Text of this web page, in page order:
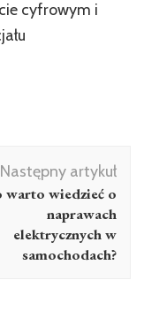
cyfrowym i
Następny artykuł
warto wiedzieć o
naprawach
elektrycznych w
samochodach?